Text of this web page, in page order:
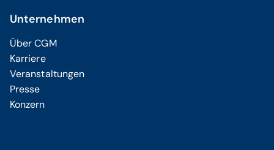
Unternehmen
Über CGM
Karriere
Veranstaltungen
Presse
Konzern